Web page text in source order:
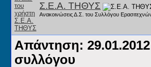
Σ.Ε.Α. ΤΗΘΥΣ
Ανακοινώσεις Δ.Σ. του Συλλόγου
Απάντηση:
συλλόγου